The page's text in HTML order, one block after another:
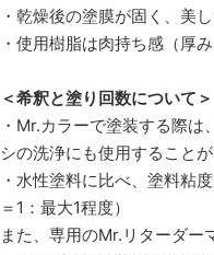
・乾燥後の塗膜が固く、美
・使用樹脂は肉持ち感（厚
＜希釈と塗り回数について＞
・Mr.カラーで塗装する際
シの洗浄にも使用することが
・水性塗料に比べ、塗料粘
＝1：最大1程度）
また、専用のMr.リターダー